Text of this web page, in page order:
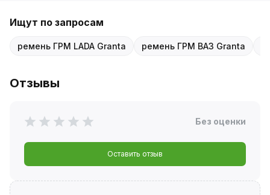
Ищут по запросам
ремень ГРМ LADA Granta ремень ГРМ ВАЗ Granta
Отзывы
Без оценки
Оставить отзыв